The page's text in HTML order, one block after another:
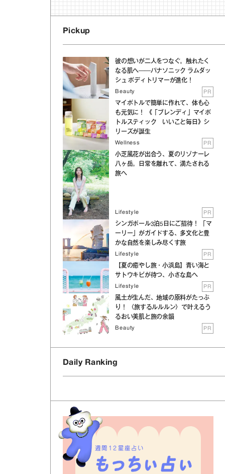
Pickup
彼の想いが二人をつなぐ。触れたく
なる肌へ──パナソニック ラムダッ
シュ ボディトリマーが進化！
Beauty PR
マイボトルで簡単に作れて、体も心
も元気に！ 《「ブレンディ」マイボ
トルスティック いいこと毎日》シ
リーズが誕生
Wellness PR
小芝風花が出合う、夏のリゾナーレ
八ヶ岳。日常を離れて、満たされる
旅へ
Lifestyle PR
シンガポール3泊5日にご招待！ 「マ
ーリー」がガイドする、多文化と豊
かな自然を楽しみ尽くす旅
Lifestyle PR
【夏の癒やし旅・小浜島】青い海と
サトウキビが待つ、小さな島へ
Lifestyle PR
風土が生んだ、地域の原料がたっぷ
り！ 〈旅するルルルン〉で叶えるう
るおい美肌と旅の余韻
Beauty PR
Daily Ranking
週間12星座占い